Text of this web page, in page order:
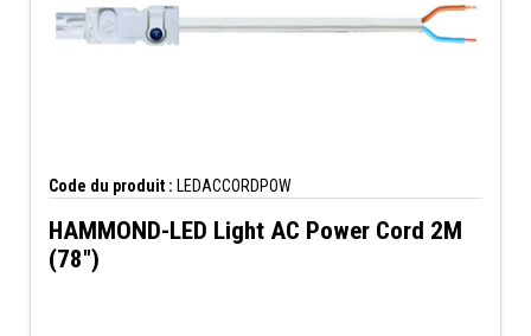
Code du produit : LEDACCORDPOW
HAMMOND-LED Light AC Power Cord 2M
(78")